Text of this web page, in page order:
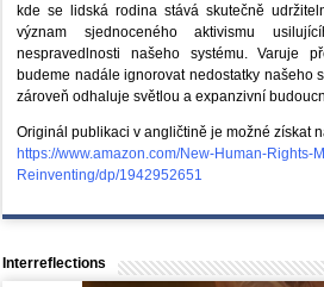
kde se lidská rodina stává skutečně
význam sjednoceného aktivismu
nespravedlnosti našeho systému. Varuje
budeme nadále ignorovat nedostatky našeho
zároveň odhaluje světlou a expanzivní
Originál publikaci v angličtině je možné získat
https://www.amazon.com/New-Human-Rights-
Reinventing/dp/1942952651
Interreflections